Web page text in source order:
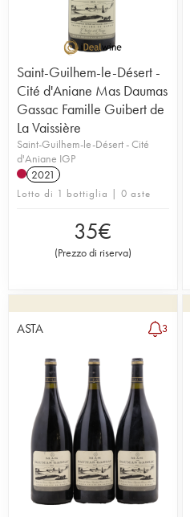
Saint-Guilhem-le-Désert -
Cité d'Aniane Mas Daumas
Gassac Famille Guibert de
La Vaissière
Saint-Guilhem-le-Désert - Cité
d'Aniane IGP
2021
Lotto di 1 bottiglia | 0 aste
35€
(Prezzo di riserva)
ASTA 3